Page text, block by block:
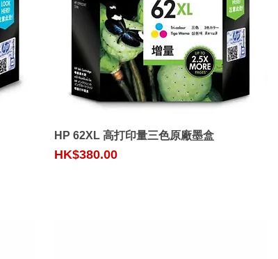
Quick View
HP 62XL 高打印量三色原廠墨盒
Price
HK$380.00